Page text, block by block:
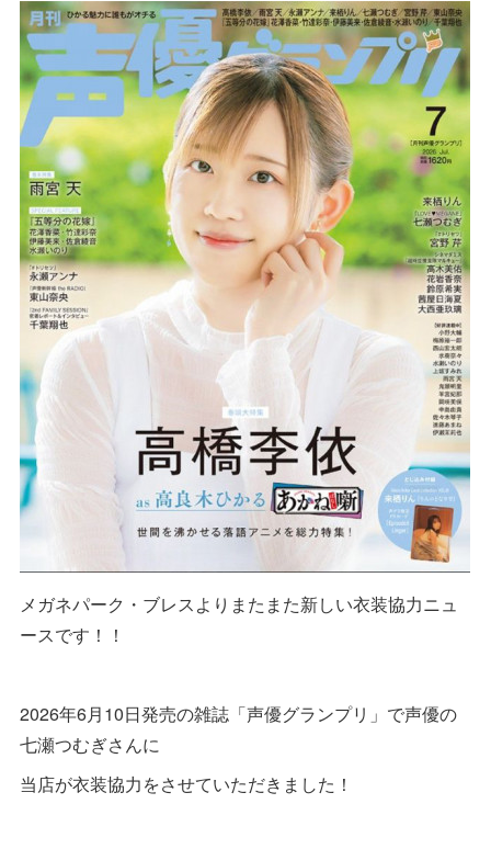
メガネパーク・ブレスよりまたまた新しい衣装協力ニュ
ースです！！
2026年6月10日発売の雑誌「声優グランプリ」で声優の
七瀬つむぎさんに
当店が衣装協力をさせていただきました！